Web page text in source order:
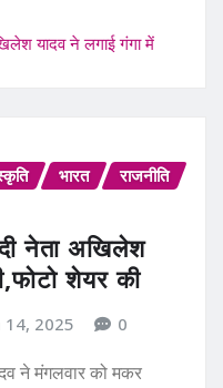
यादव ने लगाई गंगा में
भारत
राजनीति
नेता अखिलेश
शेयर की
14, 2025 0
ने मंगलवार को मकर